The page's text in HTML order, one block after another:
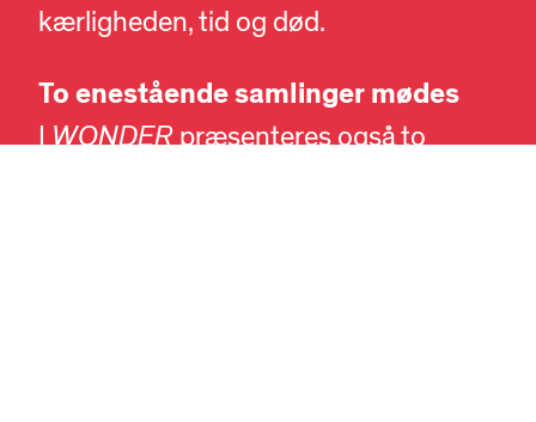
DA EN
kærligheden, tid og død.
To enestående samlinger mødes
IWONDERpræsenteres også to